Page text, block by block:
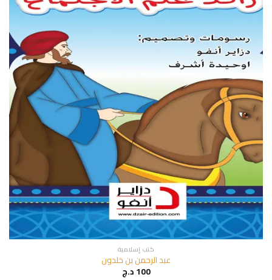
كتب إسلامية
عبد الرحمن بن خلدون
100د.ج